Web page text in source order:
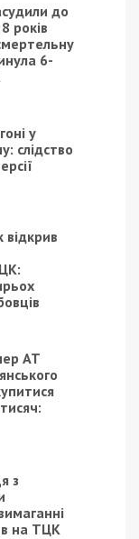
до
років
6-
у
слідство
відкрив
АТ
з
на ТЦК